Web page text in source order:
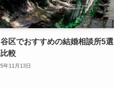
区でおすすめの結婚相談所5
較
年11月13日